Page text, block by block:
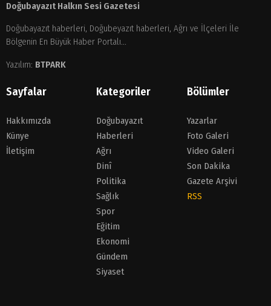
Doğubayazıt Halkın Sesi Gazetesi
Doğubayazıt haberleri, Doğubeyazıt haberleri, Ağrı ve İlçeleri İle
Bölgenin En Büyük Haber Portalı...
Yazılım: BTPARK
Sayfalar
Hakkımızda
Künye
İletişim
Kategoriler
Doğubayazıt
Haberleri
Ağrı
Dinî
Politika
Sağlık
Spor
Eğitim
Ekonomi
Gündem
Siyaset
Bölümler
Yazarlar
Foto Galeri
Video Galeri
Son Dakika
Gazete Arşivi
RSS